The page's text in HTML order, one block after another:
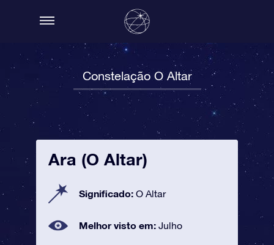
Constelação O Altar
Ara (O Altar)
Significado: O Altar
Melhor visto em: Julho